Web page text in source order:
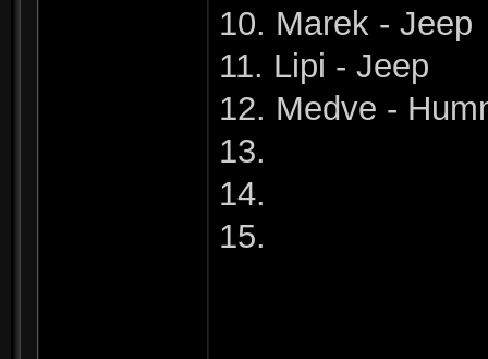
10. Marek - Jeep
11. Lipi - Jeep
12. Medve -
13.
14.
15.